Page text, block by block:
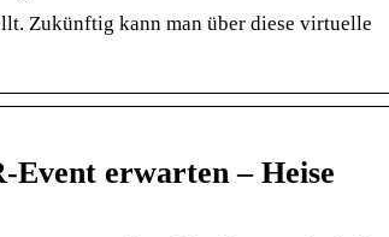
Zukünftig kann man über diese virtuelle
Event erwarten – Heise